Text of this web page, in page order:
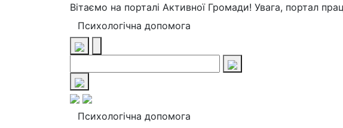
Вітаємо на порталі Активної Громади! Увага, портал
Психологічна допомога
Психологічна допомога